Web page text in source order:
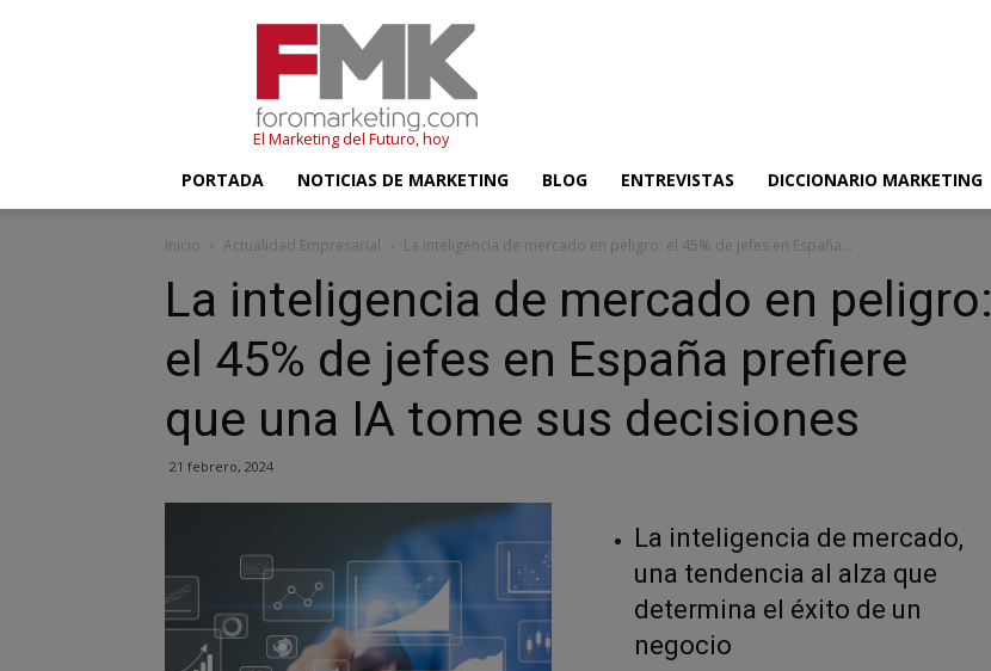
El Marketing del Futuro, hoy
PORTADA NOTICIAS DE MARKETING BLOG ENTREVISTAS DICCIONARIO MARKETING
Inicio Actualidad Empresarial La inteligencia de mercado en peligro: el 45% de jefes en España...
La inteligencia de mercado en peligro:
el 45% de jefes en España prefiere
que una IA tome sus decisiones
21 febrero, 2024
La inteligencia de mercado,
una tendencia al alza que
determina el éxito de un
negocio